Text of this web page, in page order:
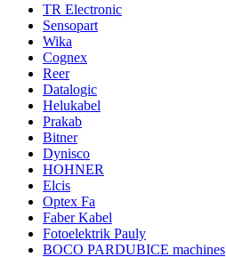
TR Electronic
Sensopart
Wika
Cognex
Reer
Datalogic
Helukabel
Prakab
Bitner
Dynisco
HOHNER
Elcis
Optex Fa
Faber Kabel
Fotoelektrik Pauly
BOCO PARDUBICE machines